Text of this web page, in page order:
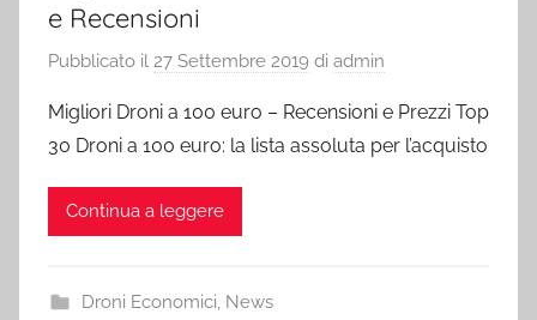
e Recensioni
Pubblicato il 27 Settembre 2019 di admin
Migliori Droni a 100 euro – Recensioni e Prezzi Top
30 Droni a 100 euro: la lista assoluta per l’acquisto
Continua a leggere
Droni Economici News